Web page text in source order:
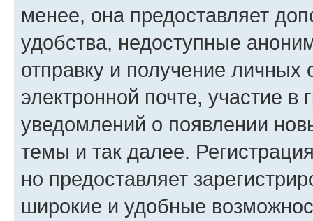
менее, она предоставляет
удобства, недоступные
отправку и получение
электронной почте, участие в
уведомлений о появлении
темы и так далее.
но предоставляет
широкие и удобные